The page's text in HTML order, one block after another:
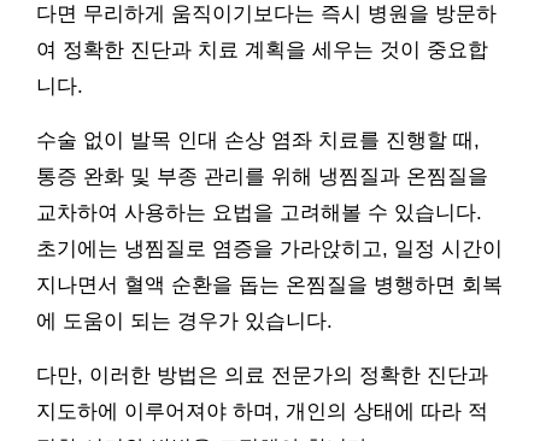
다면 무리하게 움직이기보다는 즉시 병원을 방문하
여 정확한 진단과 치료 계획을 세우는 것이 중요합
니다.
수술 없이 발목 인대 손상 염좌 치료를 진행할 때,
통증 완화 및 부종 관리를 위해 냉찜질과 온찜질을
교차하여 사용하는 요법을 고려해볼 수 있습니다.
초기에는 냉찜질로 염증을 가라앉히고, 일정 시간이
지나면서 혈액 순환을 돕는 온찜질을 병행하면 회복
에 도움이 되는 경우가 있습니다.
다만, 이러한 방법은 의료 전문가의 정확한 진단과
지도하에 이루어져야 하며, 개인의 상태에 따라 적